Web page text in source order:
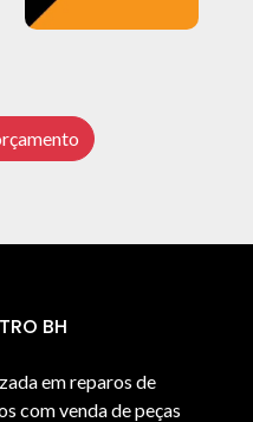
BH
em reparos de
com venda de peças